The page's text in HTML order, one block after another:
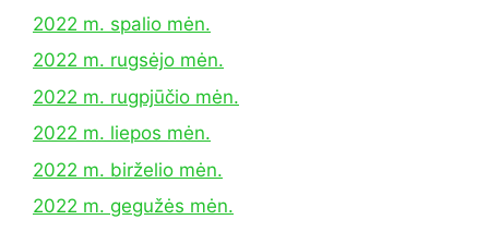
2022 m. spalio mėn.
2022 m. rugsėjo mėn.
2022 m. rugpjūčio mėn.
2022 m. liepos mėn.
2022 m. birželio mėn.
2022 m. gegužės mėn.